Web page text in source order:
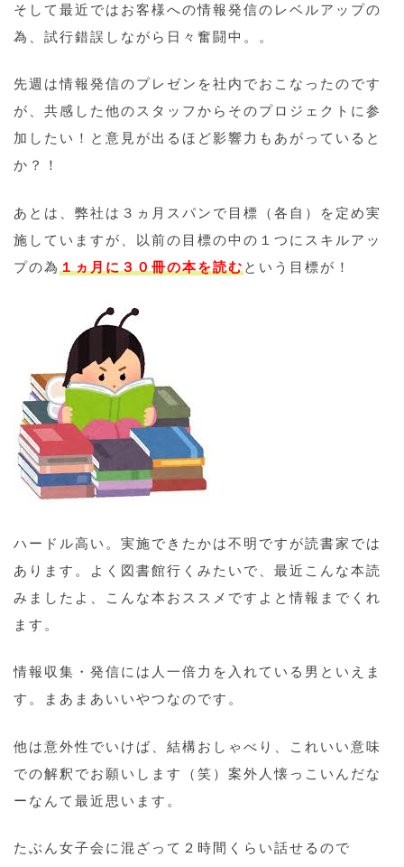
そして最近ではお客様への情報発信のレベルアップの
為、試行錯誤しながら日々奮闘中。。
先週は情報発信のプレゼンを社内でおこなったのです
が、共感した他のスタッフからそのプロジェクトに参
加したい！と意見が出るほど影響力もあがっていると
か？！
あとは、弊社は３ヵ月スパンで目標（各自）を定め実
施していますが、以前の目標の中の１つにスキルアッ
プの為１ヵ月に３０冊の本を読むという目標が！
ハードル高い。実施できたかは不明ですが読書家では
あります。よく図書館行くみたいで、最近こんな本読
みましたよ、こんな本おススメですよと情報までくれ
ます。
情報収集・発信には人一倍力を入れている男といえま
す。まあまあいいやつなのです。
他は意外性でいけば、結構おしゃべり、これいい意味
での解釈でお願いします（笑）案外人懐っこいんだな
ーなんて最近思います。
たぶん女子会に混ざって２時間くらい話せるので